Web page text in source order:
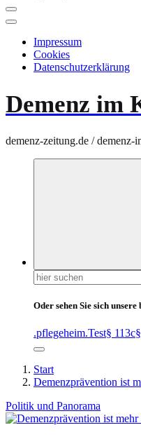
Impressum
Cookies
Datenschutzerklärung
Demenz im
demenz-zeitung.de / demenz-
Suchen
nach:
Oder sehen Sie sich
.pflegeheim.Test§ 113c
Start
Demenzprävention ist
Politik und Panorama